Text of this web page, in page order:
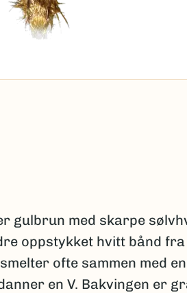
gulbrun med skarpe
oppstykket hvitt bånd fra
ofte sammen med
en V. Bakvingen er